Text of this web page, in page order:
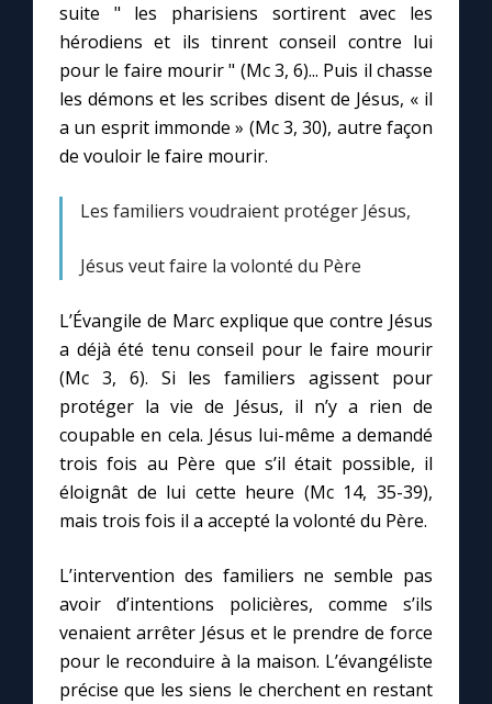
Une neuvaine
À la une
1000 Raisons de Croire
Chapelet pour le monde
Contact
Faire un don
Marie de Nazareth
suite " les pharisiens sortirent avec les
hérodiens et ils tinrent conseil contre lui
pour le faire mourir " (Mc 3, 6)... Puis il chasse
les démons et les scribes disent de Jésus, « il
a un esprit immonde » (Mc 3, 30), autre façon
de vouloir le faire mourir.
Les familiers voudraient protéger Jésus,
Jésus veut faire la volonté du Père
L’Évangile de Marc explique que contre Jésus
a déjà été tenu conseil pour le faire mourir
(Mc 3, 6). Si les familiers agissent pour
protéger la vie de Jésus, il n’y a rien de
coupable en cela. Jésus lui-même a demandé
trois fois au Père que s’il était possible, il
éloignât de lui cette heure (Mc 14, 35-39),
mais trois fois il a accepté la volonté du Père.
L’intervention des familiers ne semble pas
avoir d’intentions policières, comme s’ils
venaient arrêter Jésus et le prendre de force
pour le reconduire à la maison. L’évangéliste
précise que les siens le cherchent en restant